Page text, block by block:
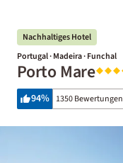
Nachhaltiges Hotel
Portugal · Madeira · Funchal
Porto Mare
94% 1350 Bewertungen